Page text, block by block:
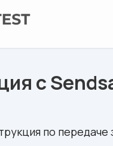
с
по передаче